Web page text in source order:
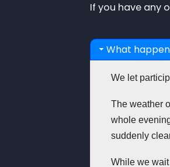
If you have any
What
We let
The weather
whole
suddenly
While we